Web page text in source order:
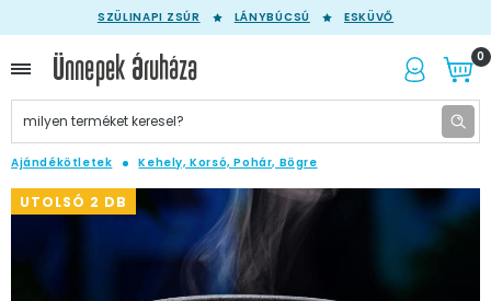
SZÜLINAPI ZSÚR LÁNYBÚCSÚ ESKÜVŐ
0
Ajándékötletek Kehely, Korsó, Pohár, Bögre
UTOLSÓ 2 DB